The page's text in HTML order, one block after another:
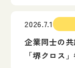
2026.7.1
企業同士の
「堺クロス